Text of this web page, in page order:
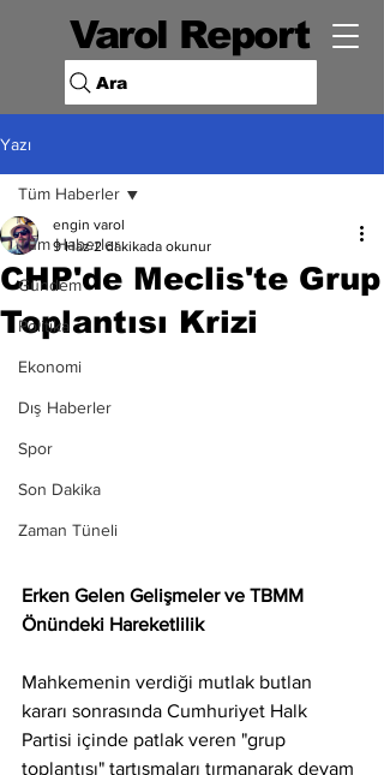
Varol Report
Ara
Yazı
Tüm Haberler
Gündem
Politika
Ekonomi
Dış Haberler
Spor
Son Dakika
Zaman Tüneli
Tüm Haberler
CHP'de Meclis'te Grup
Toplantısı Krizi
engin varol
9 Haz 2 dakikada okunur
Erken Gelen Gelişmeler ve TBMM
Önündeki Hareketlilik
Mahkemenin verdiği mutlak butlan
kararı sonrasında Cumhuriyet Halk
Partisi içinde patlak veren "grup
toplantısı" tartışmaları tırmanarak devam